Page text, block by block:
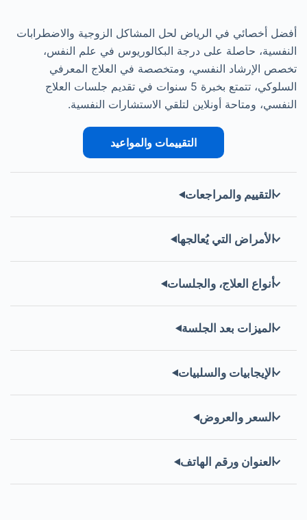
أفضل أخصائي في الرياض لحل المشاكل الزوجية والاضطرابات
النفسية، حاصلة على درجة البكالوريوس في علم النفس،
تخصص الإرشاد النفسي، ومتخصصة في العلاج المعرفي
السلوكي، تتمتع بخبرة 5 سنوات في تقديم جلسات العلاج
النفسي، ومتاحة أونلاين لتلقي الاستشارات النفسية.
التقييمات والمواعيد
التقييم والمراجعات
الأمراض التي يُعالجها
أنواع العلاج، والجلسات
الميزات بعد الجلسة
الإيجابيات والسلبيات
السعر والعروض
العنوان ورقم الهاتف